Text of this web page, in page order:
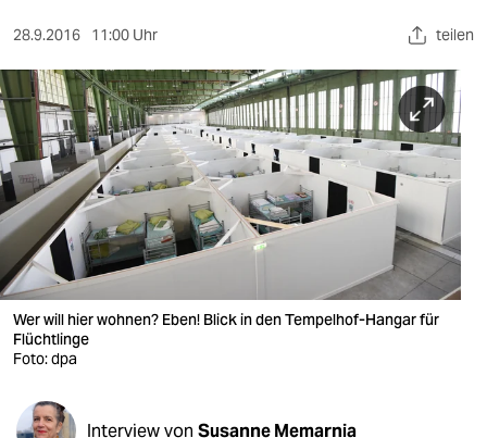
sport
berlin
nord
wahrheit
verlag
verlag
veranstaltungen
fragen & hilfe
28.9.2016 11:00 Uhr teilen
Wer will hier wohnen? Eben! Blick in den Tempelhof-Hangar für
Flüchtlinge
Foto: dpa
Interview von Susanne Memarnia